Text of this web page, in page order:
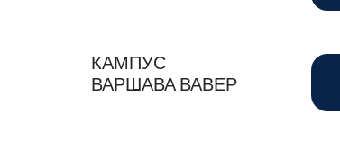
КАМПУС
ВАРШАВА ВАВЕР